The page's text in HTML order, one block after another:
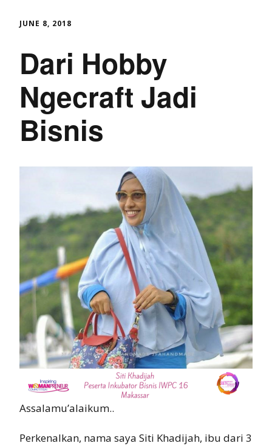
JUNE 8, 2018
Dari Hobby
Ngecraft Jadi
Bisnis
Assalamu’alaikum..
Perkenalkan, nama saya Siti Khadijah, ibu dari 3